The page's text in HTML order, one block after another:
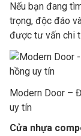
Nếu bạn đang
trọng, độc đáo
được tư vấn chi
Modern Door –
uy tín
Cửa nhựa